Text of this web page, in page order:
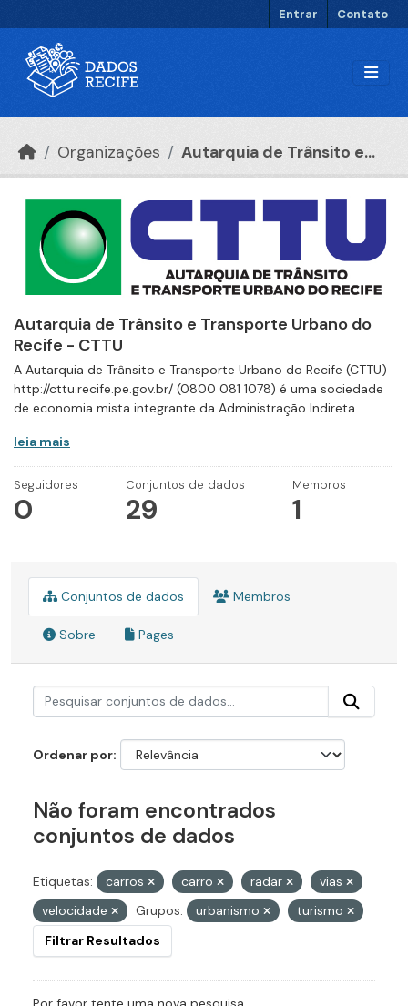
Entrar Contato
Organizações Autarquia de Trânsito e...
Autarquia de Trânsito e Transporte Urbano do
Recife - CTTU
A Autarquia de Trânsito e Transporte Urbano do Recife (CTTU)
http://cttu.recife.pe.gov.br/ (0800 081 1078) é uma sociedade
de economia mista integrante da Administração Indireta...
leia mais
Seguidores
0
Conjuntos de dados
29
Membros
1
Conjuntos de dados Membros
Sobre Pages
Ordenar por
Não foram encontrados
conjuntos de dados
Etiquetas: carros carro radar
vias
velocidade
Grupos: urbanismo
turismo
Filtrar Resultados